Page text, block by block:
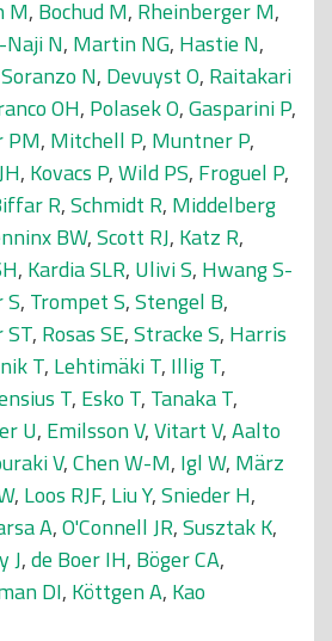
M, Bochud M, Rheinberger M,
N, Martin NG, Hastie N,
Soranzo N, Devuyst O, Raitakari
OH, Polasek O,Gasparini P,
PM, Mitchell P, Muntner P,
, Kovacs P,Wild PS, Froguel P,
R,Schmidt R, Middelberg
BW,Scott RJ, Katz R,
, Kardia SLR, Ulivi S, Hwang S-
S, Trompet S,Stengel B,
ST, Rosas SE,Stracke S, Harris
T, Lehtimäki T, Illig T,
T, Esko T, Tanaka T,
U, Emilsson V,Vitart V,Aalto
V,Chen W-M, Igl W, März
, Loos RJF, Liu Y,Snieder H,
A,O'Connell JR,Susztak K,
J,de Boer IH, Böger CA,
DI, Köttgen A, Kao